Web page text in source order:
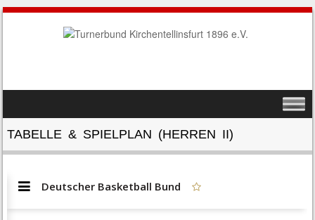
MENU
TABELLE & SPIELPLAN (HERREN II)